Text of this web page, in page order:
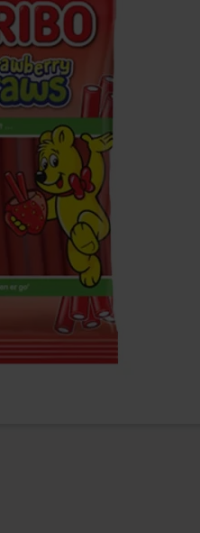
Bubs Vadelmalakritsikallo Vaahto
27.90 EUR
Osta